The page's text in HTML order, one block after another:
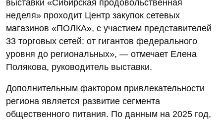
выставки «Сибирская продовольственная
неделя» проходит Центр закупок сетевых
магазинов «ПОЛКА», с участием представителей
33 торговых сетей: от гигантов федерального
уровня до региональных», — отмечает Елена
Полякова, руководитель выставки.
Дополнительным фактором привлекательности
региона является развитие сегмента
общественного питания. По данным на 2025 год,